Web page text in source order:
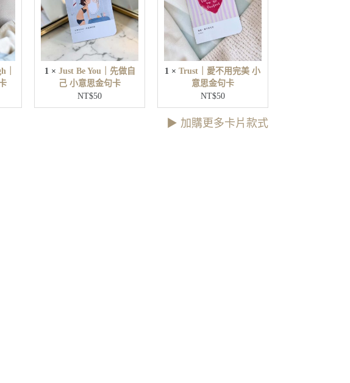
｜
e
Y
o
u
｜
先
做
自
己
1 × Just Be You｜先做自
己 小意思金句卡
NT$50
｜
愛
用
完
美
小
意
金
1 ×Trust｜愛不用完美 小
意思金句卡
NT$50
▶︎ 加購更多卡片款式